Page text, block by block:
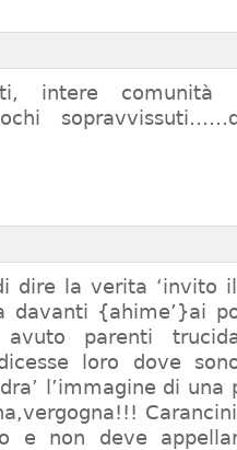
intere comunità
dire la verita ‘invito
davanti {ahime’}ai
avuto parenti
loro dove
l’immagine di una
e non deve